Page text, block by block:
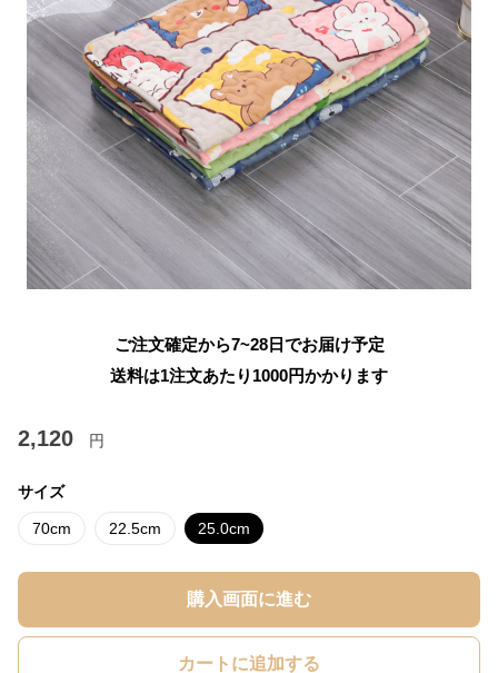
ご注文確定から7~28日でお届け予定
送料は1注文あたり 1000円かかります
2,120 円
サイズ
70cm 22.5cm 25.0cm
購入画面に進む
カートに追加する